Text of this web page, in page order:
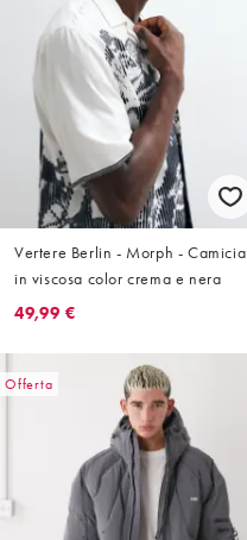
Vertere Berlin - Morph - Camicia
in viscosa color crema e nera
49,99 €
Offerta